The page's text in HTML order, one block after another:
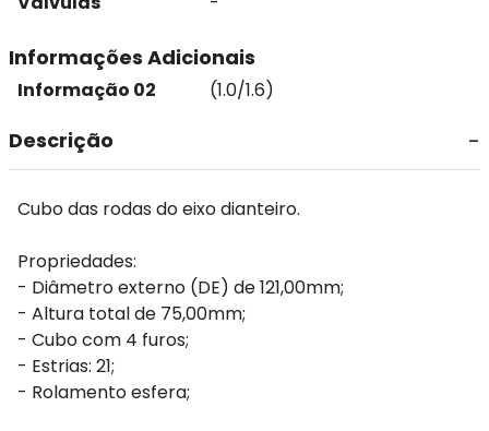
Informações Adicionais
Informação 02 (1.0/1.6)
Descrição
Cubo das rodas do eixo dianteiro.
Propriedades:
- Diâmetro externo (DE) de 121,00mm;
- Altura total de 75,00mm;
- Cubo com 4 furos;
- Estrias: 21;
- Rolamento esfera;